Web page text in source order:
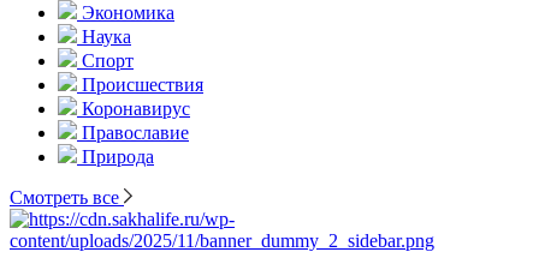
Экономика
Наука
Спорт
Происшествия
Коронавирус
Православие
Природа
Смотреть все